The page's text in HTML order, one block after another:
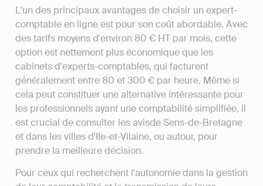
L'un des principaux avantages de choisir un expert-
comptable en ligne est pour son coût abordable. Avec
des tarifs moyens d'environ 80 € HT par mois, cette
option est nettement plus économique que les
cabinets d'experts-comptables, qui facturent
généralement entre 80 et 300 € par heure. Même si
cela peut constituer une alternative intéressante pour
les professionnels ayant une comptabilité simplifiée, il
est crucial de consulter les avisde Sens-de-Bretagne
et dans les villes d'Ile-et-Vilaine, ou autour, pour
prendre la meilleure décision.
Pour ceux qui recherchent l'autonomie dans la gestion